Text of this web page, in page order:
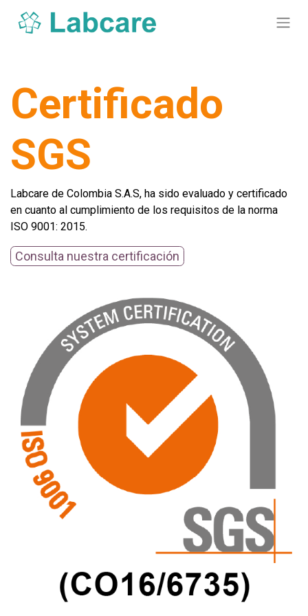
Certificado
SGS
Labcare de Colombia S.A.S, ha sido evaluado y certificado
en cuanto al cumplimiento de los requisitos de la norma
ISO 9001: 2015.
Consulta nuestra certificación